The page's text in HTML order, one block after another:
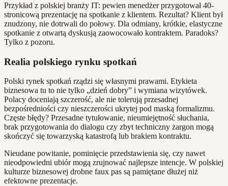
Przykład z polskiej branży IT: pewien menedżer przygotował 40-
stronicową prezentację na spotkanie z klientem. Rezultat? Klient był
znudzony, nie dotrwali do połowy. Dla odmiany, krótkie, elastyczne
spotkanie z otwartą dyskusją zaowocowało kontraktem. Paradoks?
Tylko z pozoru.
Realia polskiego rynku spotkań
Polski rynek spotkań rządzi się własnymi prawami. Etykieta
biznesowa tu to nie tylko „dzień dobry” i wymiana wizytówek.
Polacy doceniają szczerość, ale nie tolerują przesadnej
bezpośredniości czy nieszczerości ukrytej pod maską formalizmu.
Częste błędy? Przesadne tytułowanie, nieumiejętność słuchania,
brak przygotowania do dialogu czy zbyt techniczny żargon mogą
skończyć się towarzyską katastrofą lub brakiem kontraktu.
Nieudane powitanie, pominięcie przedstawienia się, czy nawet
nieodpowiedni ubiór mogą zrujnować najlepsze intencje. W polskiej
kulturze biznesowej drobne faux pas są pamiętane dłużej niż
efektowne prezentacje.